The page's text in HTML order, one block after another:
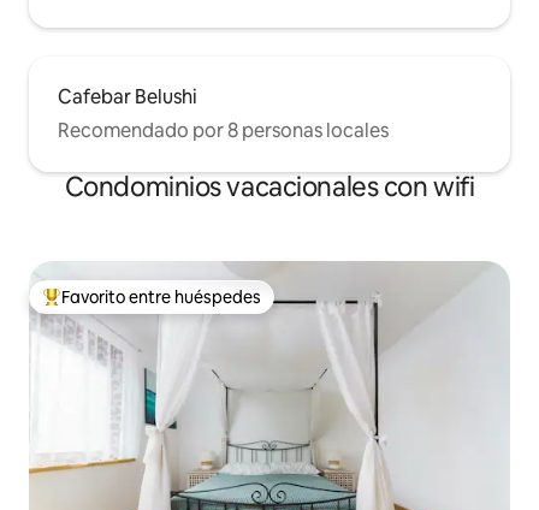
Cafebar Belushi
Recomendado por 8 personas locales
Condominios vacacionales con wifi
Favorito entre huéspedes preferido
Favorito entre huéspedes